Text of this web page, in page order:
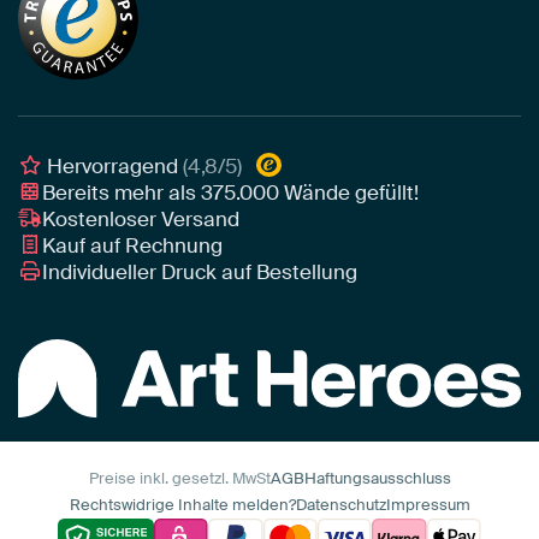
Leinwand
Leinwand für draußen
Tipps von unseren Botschaftern
Individuelle Einrichtungsberatung
Unser Team
Botschafter
Awards und Preise
Art Heroes App
Hervorragend(4,8/5)
Bereits mehr als375.000Wände gefüllt!
Kostenloser Versand
Kauf auf Rechnung
Individueller Druck auf Bestellung
Preise inkl. gesetzl. MwStAGBHaftungsausschluss
Rechtswidrige Inhalte melden?DatenschutzImpressum